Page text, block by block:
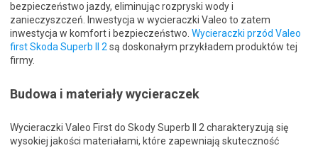
bezpieczeństwo jazdy, eliminując rozpryski wody i
zanieczyszczeń. Inwestycja w wycieraczki Valeo to zatem
inwestycja w komfort i bezpieczeństwo. Wycieraczki przód Valeo
first Skoda Superb II 2są doskonałym przykładem produktów tej
firmy.
Budowa i materiały wycieraczek
Wycieraczki Valeo First do Skody Superb II 2 charakteryzują się
wysokiej jakości materiałami, które zapewniają skuteczność